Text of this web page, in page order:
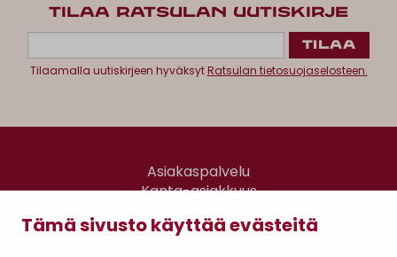
Tämä sivusto käyttää evästeitä
TILAA RATSULAN UUTISKIRJE
Tilaamalla uutiskirjeen hyväksytRatsulan tietosuojaselosteen.
Asiakaspalvelu
Kanta-asiakkuus
Gomee Ratsula Café